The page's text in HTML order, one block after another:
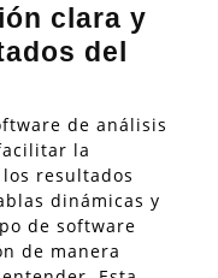
clara y
del
de análisis
la
resultados
dinámicas y
de software
de manera